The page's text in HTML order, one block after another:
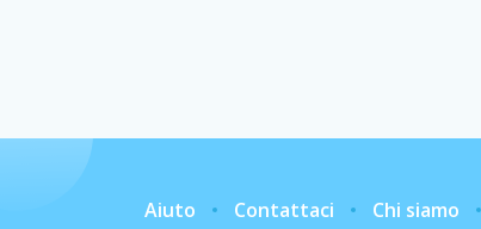
Aiuto Contattaci Chi siamo